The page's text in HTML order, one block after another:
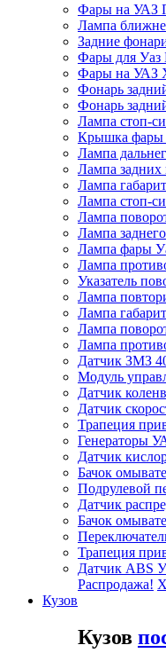
Фары на УАЗ
Лампа
Задние
Фары для Уаз
Фары на УАЗ
Фонарь
Фонарь
Лампа стоп-
Крышка фары
Лампа
Лампа задних
Лампа
Лампа стоп-
Лампа
Лампа
Лампа фары
Лампа
Указатель
Лампа
Лампа
Лампа
Лампа
Датчик ЗМЗ
Модуль
Датчик
Датчик
Трапеция
Генераторы
Датчик
Бачок
Подрулевой
Датчик
Бачок
Трапеция
Датчик ABS
Распродажа!
Кузов
Кузов